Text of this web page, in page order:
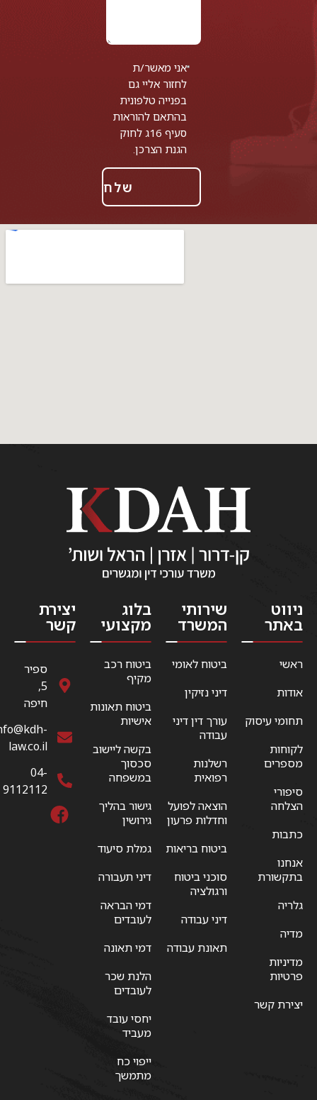
אני מאשר/ת
לחזור אליי גם
בפנייה טלפונית
בהתאם להוראות
סעיף 16ג לחוק
הגנת הצרכן.
ניווט
באתר
ראשי
אודות
תחומי עיסוק
לקוחות
מספרים
סיפורי
הצלחה
כתבות
אנחנו
בתקשורת
גלריה
מדיה
מדיניות
פרטיות
יצירת קשר
שירותי
המשרד
ביטוח לאומי
דיני נזיקין
עורך דין דיני
עבודה
רשלנות
רפואית
הוצאה לפועל
וחדלות פרעון
ביטוח בריאות
סוכני ביטוח
ורגולציה
דיני עבודה
תאונת עבודה
בלוג
מקצועי
ביטוח רכב
מקיף
ביטוח תאונות
אישיות
בקשה ליישוב
סכסוך
במשפחה
גישור בהליך
גירושין
גמלת סיעוד
דיני תעבורה
דמי הבראה
לעובדים
דמי תאונה
הלנת שכר
לעובדים
יחסי עובד
מעביד
ייפוי כח
מתמשך
יצירת
קשר
ספיר
5,
חיפה
law.co.il
04-
9112112